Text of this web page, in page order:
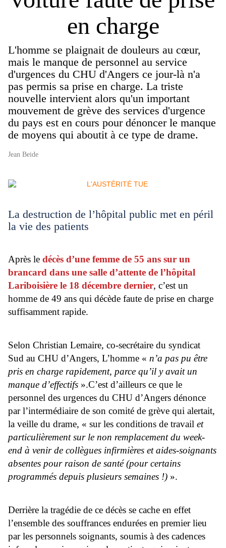
en charge
L'homme se plaignait de douleurs au cœur,
mais le manque de personnel au service
d'urgences du CHU d'Angers ce jour-là n'a
pas permis sa prise en charge. La triste
nouvelle intervient alors qu'un important
mouvement de grève des services d'urgence
du pays est en cours pour dénoncer le manque
de moyens qui aboutit à ce type de drame.
Jean Beide
La destruction de l’hôpital public met en péril
la vie des patients
Après le décès d’une femme de 55 ans sur un
brancard dans une salle d’attente de l’hôpital
Lariboisière le 18 décembre dernier, c’est un
homme de 49 ans qui décède faute de prise en charge
suffisamment rapide.
Selon Christian Lemaire, co-secrétaire du syndicat
Sud au CHU d’Angers, L’homme « n’a pas pu être
pris en charge rapidement, parce qu’il y avait un
manque d’effectifs ».C’est d’ailleurs ce que le
personnel des urgences du CHU d’Angers dénonce
par l’intermédiaire de son comité de grève qui alertait,
la veille du drame, « sur les conditions de travail et
particulièrement sur le non remplacement du week-
end à venir de collègues infirmières et aides-soignants
absentes pour raison de santé (pour certains
programmés depuis plusieurs semaines !) ».
Derrière la tragédie de ce décès se cache en effet
l’ensemble des souffrances endurées en premier lieu
par les personnels soignants, soumis à des cadences